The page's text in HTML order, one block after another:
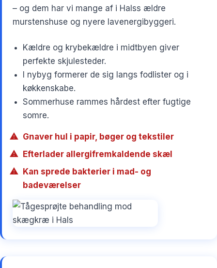
– og dem har vi mange af i Halss ældre
murstenshuse og nyere lavenergibyggeri.
Kældre og krybekældre i midtbyen giver
perfekte skjulesteder.
I nybyg formerer de sig langs fodlister og i
køkkenskabe.
Sommerhuse rammes hårdest efter fugtige
somre.
Gnaver hul i papir, bøger og tekstiler
Efterlader allergifremkaldende skæl
Kan sprede bakterier i mad- og
badeværelser